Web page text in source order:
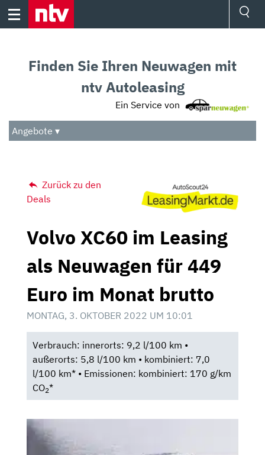
Skip
Audio
Das Beste
Finden Sie Ihren Neuwagen mit
ntv Autoleasing
Ein Service von
Angebote ▾
Zurück zu den
Deals
Volvo XC60 im Leasing
als Neuwagen für 449
Euro im Monat brutto
MONTAG, 3. OKTOBER 2022 UM 10:01
Verbrauch: innerorts: 9,2 l/100 km •
außerorts: 5,8 l/100 km • kombiniert: 7,0
l/100 km* • Emissionen: kombiniert: 170 g/km
CO2*